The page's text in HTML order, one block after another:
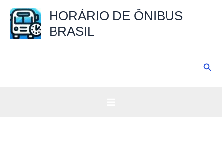
para
HORÁRIO DE ÔNIBUS
BRASIL